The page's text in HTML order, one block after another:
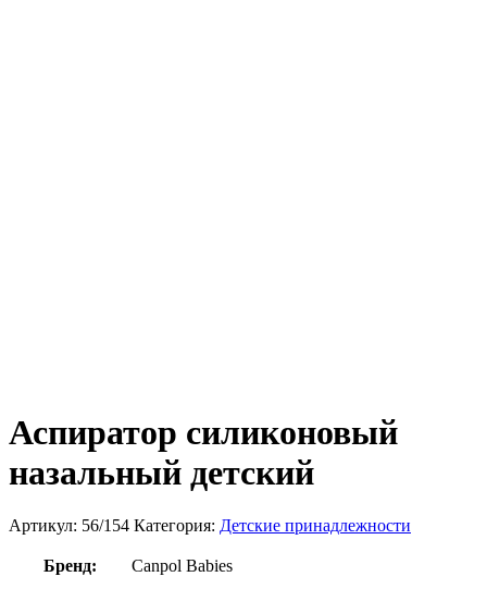
Аспиратор силиконовый
назальный детский
Артикул: 56/154 Категория: Детские принадлежности
Бренд: Canpol Babies